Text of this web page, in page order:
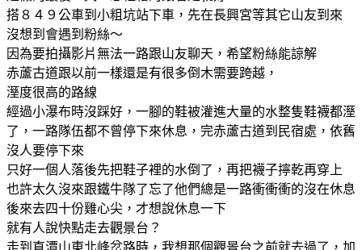
搭８４９公車到小粗坑站下車，先在長興宮等其它山友到來
沒想到會遇到粉絲～
因為要拍攝影片無法一路跟山友聊天，希望粉絲能諒解
赤蘆古道跟以前一樣還是有很多倒木需要跨越，
溼度很高的路線
經過小瀑布時沒踩好，一腳的鞋被灌進大量的水整隻鞋襪都溼
了，一路隊伍都不曾停下來休息，完赤蘆古道到民宿處，依舊
沒人要停下來
只好一個人落後先把鞋子裡的水倒了，再把襪子擰乾再穿上
也許太久沒來跟鐵牛隊了忘了他們總是一路衝衝衝的沒在休息
後來去四十份雞心尖，才想說休息一下
就有人說快點走去觀景台？
走到直潭山東北峰岔路時，我想那個觀景台之前就去過了，加